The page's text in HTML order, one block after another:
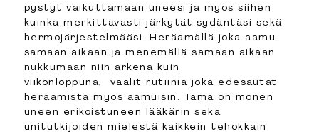
pystyt vaikuttamaan uneesi ja myös siihen
kuinka merkittävästi järkytät sydäntäsi sekä
hermojärjestelmääsi. Heräämällä joka aamu
samaan aikaan ja menemällä samaan aikaan
nukkumaan niin arkena kuin
viikonloppuna, vaalit rutiinia joka edesautat
heräämistä myös aamuisin. Tämä on monen
uneen erikoistuneen lääkärin sekä
unitutkijoiden mielestä kaikkein tehokkain